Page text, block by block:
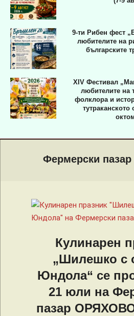
9-ти Рибен фест
любителите на
българските
XIV Фестивал
любителите на
фолклора и
Фермерски
Кулинарен
„Шилешко с
Юндола“ се
21 юли на
пазар